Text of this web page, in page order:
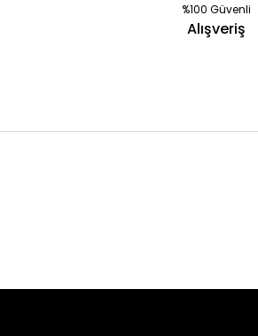
%100 Güvenli
Alışveriş